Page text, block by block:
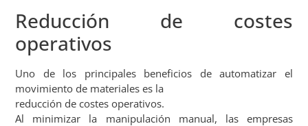
Reducción de costes
operativos
Uno de los principales beneficios de automatizar el
movimiento de materiales es la
reducción de costes operativos.
Al minimizar la manipulación manual, las empresas